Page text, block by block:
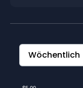
Wöchentlich